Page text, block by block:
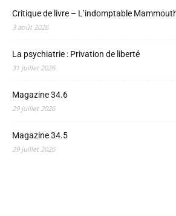
Critique de livre – L’indomptable
3 août 2026
La psychiatrie : Privation de liberté
31 juillet 2026
Magazine 34.6
29 juillet 2026
Magazine 34.5
29 juillet 2026